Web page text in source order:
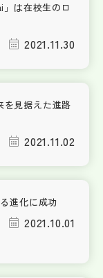
は在校生のロ
2021.11.30
を見据えた進路
2021.11.02
進化に成功
2021.10.01